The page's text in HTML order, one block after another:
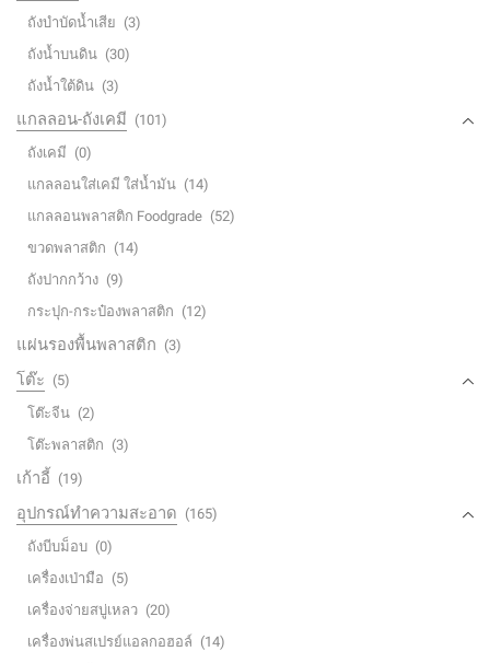
ถังบำบัดน้ำเสีย (3)
ถังน้ำบนดิน (30)
ถังน้ำใต้ดิน (3)
แกลลอน-ถังเคมี (101)
ถังเคมี (0)
แกลลอนใส่เคมี ใส่น้ำมัน (14)
แกลลอนพลาสติก Foodgrade (52)
ขวดพลาสติก (14)
ถังปากกว้าง (9)
กระปุก-กระป๋องพลาสติก (12)
แผ่นรองพื้นพลาสติก (3)
โต๊ะ (5)
โต๊ะจีน (2)
โต๊ะพลาสติก (3)
เก้าอี้ (19)
อุปกรณ์ทำความสะอาด (165)
ถังบีบม็อบ (0)
เครื่องเป่ามือ (5)
เครื่องจ่ายสบู่เหลว (20)
เครื่องพ่นสเปรย์แอลกอฮอล์ (14)